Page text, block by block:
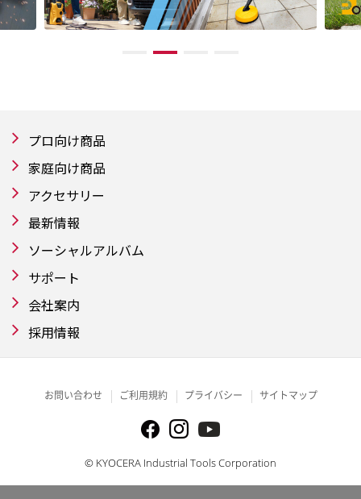
プロ向け商品
家庭向け商品
アクセサリー
最新情報
ソーシャルアルバム
サポート
会社案内
採用情報
お問い合わせ ご利用規約 プライバシー サイトマップ
© KYOCERA Industrial Tools Corporation